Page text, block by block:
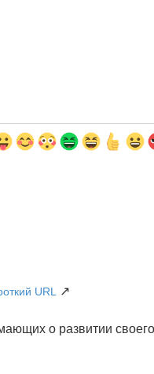
URL ↗
о развитии